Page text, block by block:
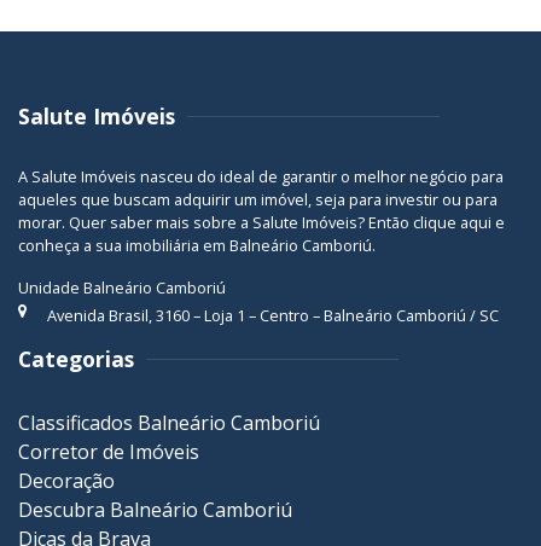
Salute Imóveis
A Salute Imóveis nasceu do ideal de garantir o melhor negócio para
aqueles que buscam adquirir um imóvel, seja para investir ou para
morar. Quer saber mais sobre a Salute Imóveis? Então clique aqui e
conheça a sua imobiliária em Balneário Camboriú.
Unidade Balneário Camboriú
Avenida Brasil, 3160 – Loja 1 – Centro – Balneário Camboriú / SC
Categorias
Classificados Balneário Camboriú
Corretor de Imóveis
Decoração
Descubra Balneário Camboriú
Dicas da Brava